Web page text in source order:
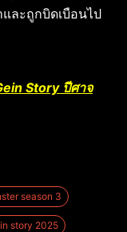
ละถูกบิดเบือนไป
Story ปีศาจ
season 3
story 2025